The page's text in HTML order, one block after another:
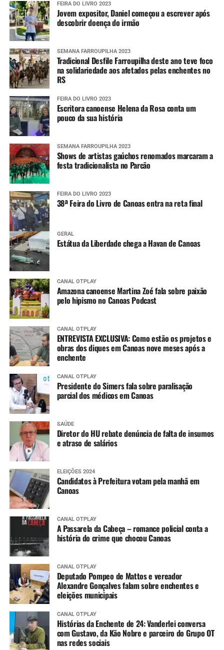
FEIRA DO LIVRO 2023
Jovem expositor, Daniel começou a escrever após
descobrir doença do irmão
SEMANA FARROUPILHA 2023
Tradicional Desfile Farroupilha deste ano teve foco
na solidariedade aos afetados pelas enchentes no
RS
FEIRA DO LIVRO 2023
Escritora canoense Helena da Rosa conta um
pouco da sua história
SEMANA FARROUPILHA 2023
Shows de artistas gaúchos renomados marcaram a
festa tradicionalista no Parcão
FEIRA DO LIVRO 2023
38ª Feira do Livro de Canoas entra na reta final
GERAL
Estátua da Liberdade chega a Havan de Canoas
CANAL OTPLAY
Amazona canoense Martina Zoé fala sobre paixão
pelo hipismo no Canoas Podcast
CANAL OTPLAY
ENTREVISTA EXCLUSIVA: Como estão os projetos e
obras dos diques em Canoas nove meses após a
enchente
CANAL OTPLAY
Presidente do Simers fala sobre paralisação
parcial dos médicos em Canoas
SAÚDE
Diretor do HU rebate denúncia de falta de insumos
e atraso de salários
ELEIÇÕES 2024
Candidatos à Prefeitura votam pela manhã em
Canoas
CANAL OTPLAY
A Passarela da Cabeça – romance policial conta a
história do crime que chocou Canoas
CANAL OTPLAY
Deputado Pompeo de Mattos e vereador
Alexandre Gonçalves falam sobre enchentes e
eleições municipais
CANAL OTPLAY
Histórias da Enchente de 24: Vanderlei conversa
com Gustavo, da Kão Nobre e parceiro do Grupo OT
nas redes sociais